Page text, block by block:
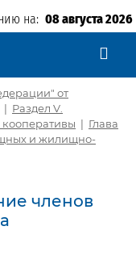
на: 08 августа 2026
от
| Раздел V.
| Глава
и жилищно-
членов